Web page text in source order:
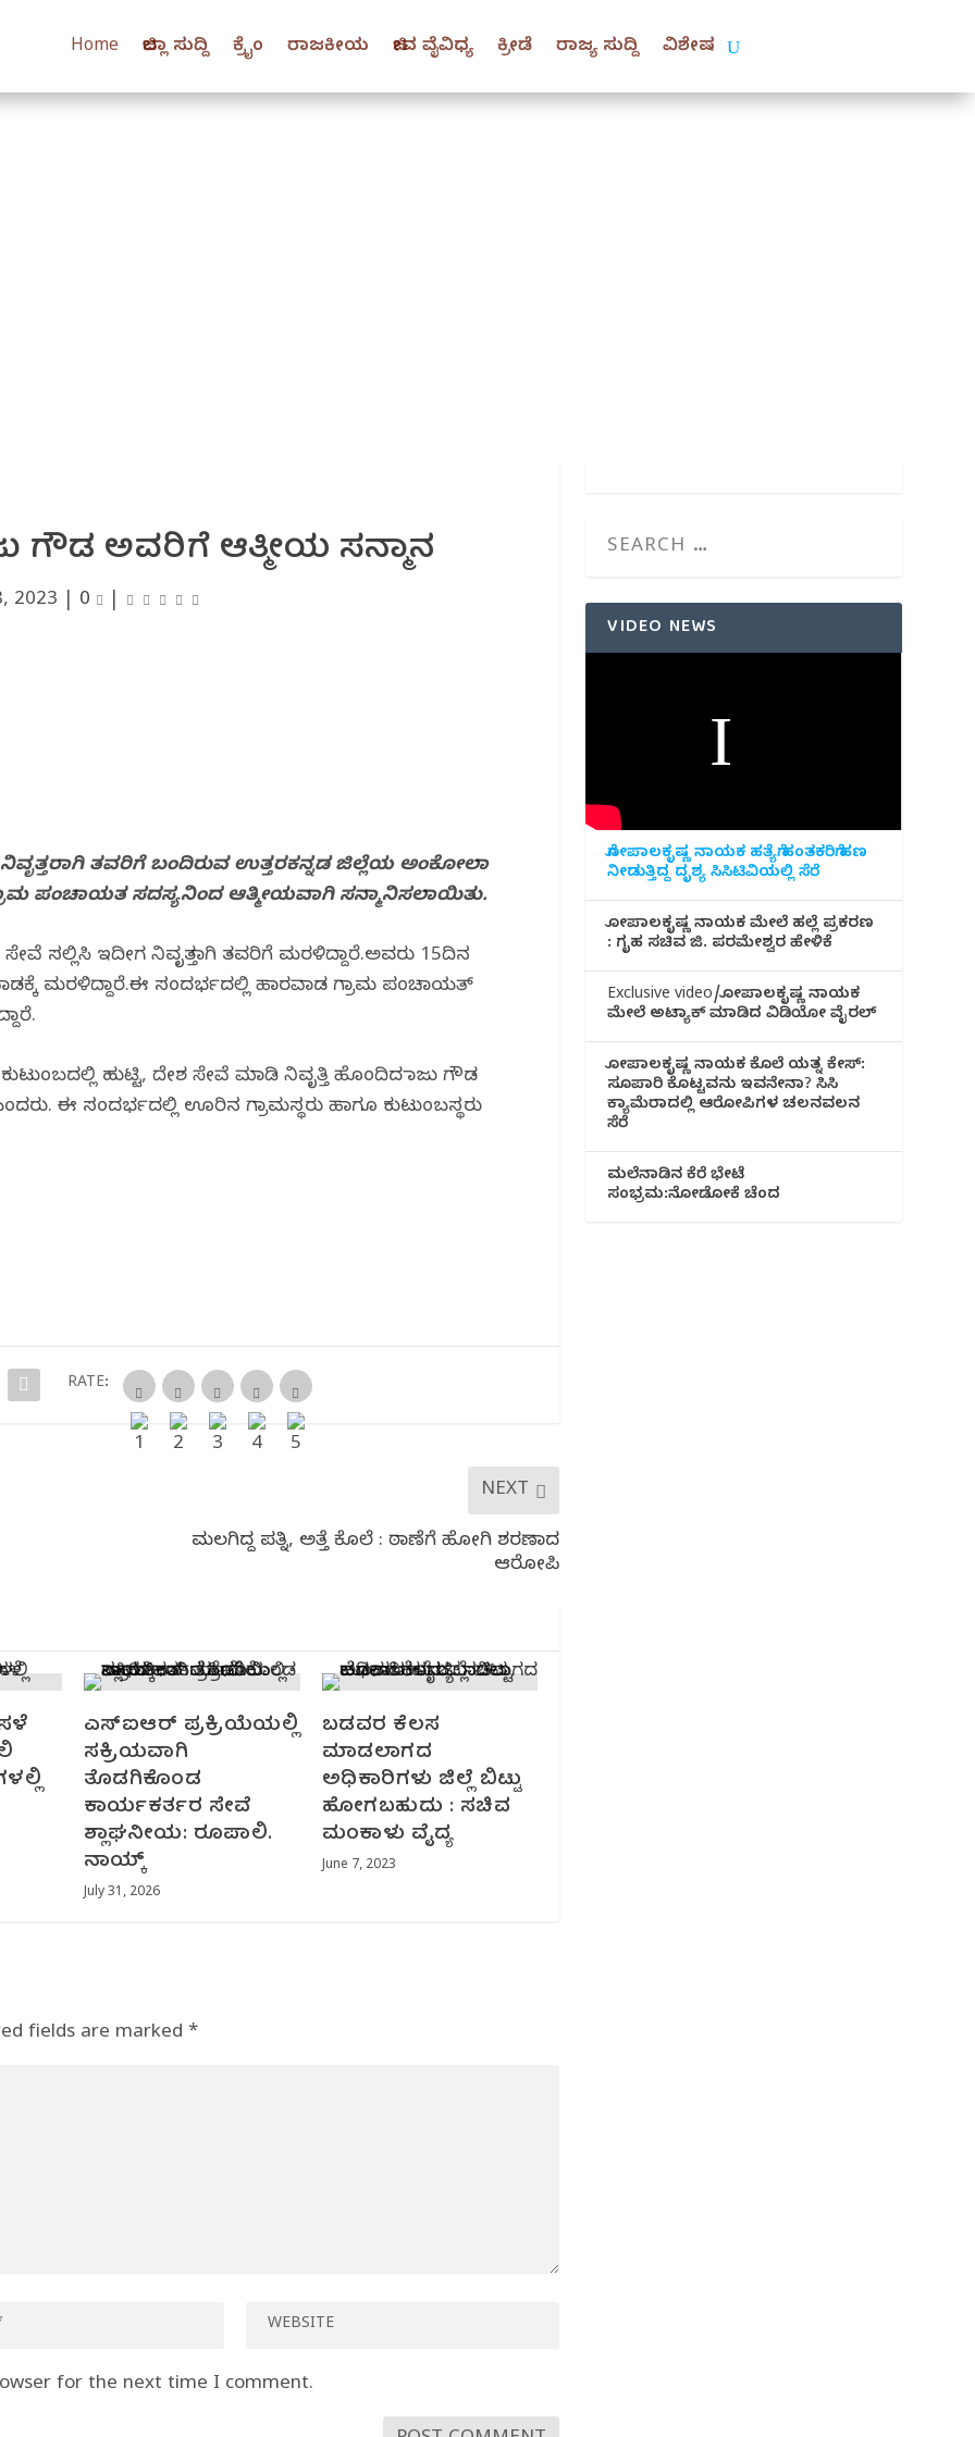
Home ಜಿಲ್ಲಾ ಸುದ್ದಿ ಕ್ರೈಂ ರಾಜಕೀಯ ಜೀವ ವೈವಿಧ್ಯ ಕ್ರೀಡೆ ರಾಜ್ಯ ಸುದ್ದಿ ವಿಶೇಷ
ಗೌಡ ಅವರಿಗೆ ಆತ್ಮೀಯ ಸನ್ಮಾನ
2023 0
ತವರಿಗೆ ಬಂದಿರುವ ಉತ್ತರಕನ್ನಡ ಜಿಲ್ಲೆಯ ಅಂಕೋಲಾ
ಪಂಚಾಯತ ಸದಸ್ಯನಿಂದ ಆತ್ಮೀಯವಾಗಿ ಸನ್ಮಾನಿಸಲಾಯಿತು.
ಸಲ್ಲಿಸಿ ಇದೀಗ ನಿವೃತ್ತರಾಗಿ ತವರಿಗೆ ಮರಳಿದ್ದಾರೆ.ಅವರು 15ದಿನ
ಮರಳಿದ್ದಾರೆ.ಈ ಸಂದರ್ಭದಲ್ಲಿ ಹಾರವಾಡ ಗ್ರಾಮ ಪಂಚಾಯತ್
ಹುಟ್ಟಿ, ದೇಶ ಸೇವೆ ಮಾಡಿ ನಿವೃತ್ತಿ ಹೊಂದಿದ ರಾಜು ಗೌಡ
ಈ ಸಂದರ್ಭದಲ್ಲಿ ಊರಿನ ಗ್ರಾಮಸ್ಥರು ಹಾಗೂ ಕುಟುಂಬಸ್ಥರು
RATE:
NEXT
ಮಲಗಿದ್ದ ಪತ್ನಿ, ಅತ್ತೆ ಕೊಲೆ : ಠಾಣೆಗೆ ಹೋಗಿ ಶರಣಾದ
ಆರೋಪಿ
ಎಸ್‌ಐಆರ್ ಪ್ರಕ್ರಿಯೆಯಲ್ಲಿ
ಸಕ್ರಿಯವಾಗಿ
ತೊಡಗಿಕೊಂಡ
ಕಾರ್ಯಕರ್ತರ ಸೇವೆ
ಶ್ಲಾಘನೀಯ: ರೂಪಾಲಿ.
ನಾಯ್ಕ್
July 31, 2026
ಬಡವರ ಕೆಲಸ
ಮಾಡಲಾಗದ
ಅಧಿಕಾರಿಗಳು ಜಿಲ್ಲೆ ಬಿಟ್ಟು
ಹೋಗಬಹುದು : ಸಚಿವ
ಮಂಕಾಳು ವೈದ್ಯ
June 7, 2023
fields are marked*
for the next time I comment.
VIDEO NEWS
ಗೋಪಾಲಕೃಷ್ಣ ನಾಯಕ ಹತ್ಯೆಗೆ ಹಂತಕರಿಗೆ ಹಣ
ನೀಡುತ್ತಿದ್ದ ದೃಶ್ಯ ಸಿಸಿಟಿವಿಯಲ್ಲಿ ಸೆರೆ
ಗೋಪಾಲಕೃಷ್ಣ ನಾಯಕ ಮೇಲೆ ಹಲ್ಲೆ ಪ್ರಕರಣ
: ಗೃಹ ಸಚಿವ ಜಿ. ಪರಮೇಶ್ವರ ಹೇಳಿಕೆ
Exclusive video/ಗೋಪಾಲಕೃಷ್ಣ ನಾಯಕ
ಮೇಲೆ ಅಟ್ಯಾಕ್ ಮಾಡಿದ ವಿಡಿಯೋ ವೈರಲ್
ಗೋಪಾಲಕೃಷ್ಣ ನಾಯಕ ಕೊಲೆ ಯತ್ನ ಕೇಸ್:
ಸೂಪಾರಿ ಕೊಟ್ಟವನು ಇವನೇನಾ? ಸಿಸಿ
ಕ್ಯಾಮೆರಾದಲ್ಲಿ ಆರೋಪಿಗಳ ಚಲನವಲನ
ಸೆರೆ
ಮಲೆನಾಡಿ‌ನ ಕೆರೆ ಭೇಟೆ
ಸಂಭ್ರಮ:ನೋಡೋಕೆ ಚೆಂದ